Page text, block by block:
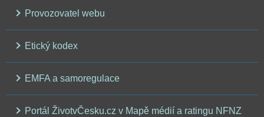
Provozovatel webu
Etický kodex
EMFA a samoregulace
Portál ŽivotvČesku.cz v Mapě médií a ratingu NFNZ